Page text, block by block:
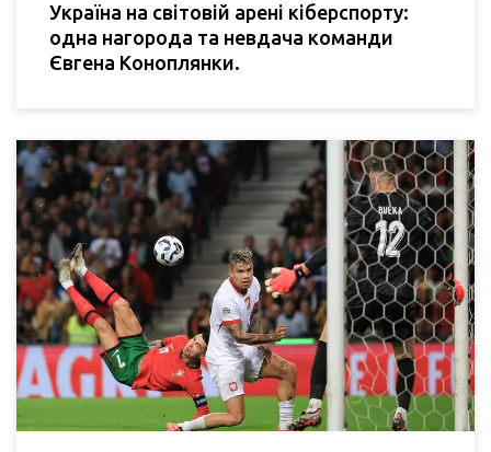
Україна на світовій арені кіберспорту:
одна нагорода та невдача команди
Євгена Коноплянки.